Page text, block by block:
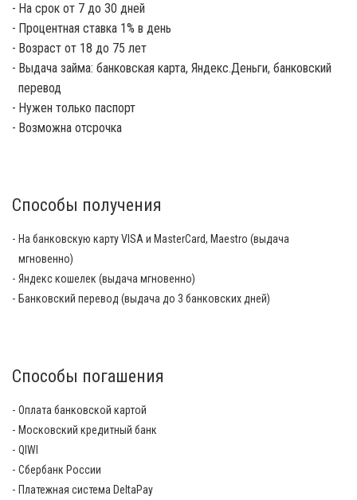
На срок от 7 до 30 дней
Процентная ставка 1% в день
Возраст от 18 до 75 лет
Выдача займа: банковская карта, Яндекс.Деньги, банковский
перевод
Нужен только паспорт
Возможна отсрочка
Способы получения
На банковскую карту VISA и MasterCard, Maestro (выдача
мгновенно)
Яндекс кошелек (выдача мгновенно)
Банковский перевод (выдача до 3 банковских дней)
Способы погашения
Оплата банковской картой
Московский кредитный банк
QIWI
Сбербанк России
Платежная система DeltaPay